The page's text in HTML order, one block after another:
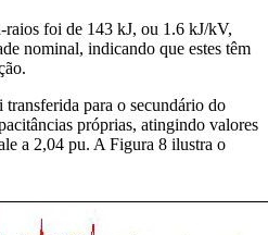
raios foi de 143 kJ, ou 1.6 kJ/kV,
nominal, indicando que estes têm
transferida para o secundário do
próprias, atingindo valores
a 2,04 pu. A Figura 8 ilustra o